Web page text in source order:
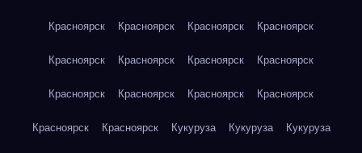
Красноярск Красноярск Красноярск Красноярск
Красноярск Красноярск Красноярск Красноярск
Красноярск Красноярск Красноярск Красноярск
Красноярск Красноярск Кукуруза Кукуруза Кукуруза